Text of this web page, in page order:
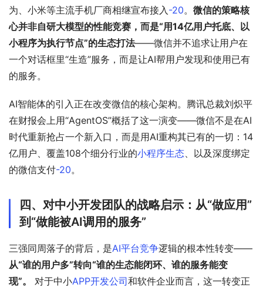
为、小米等主流手机厂商相继宣布接入-20。 微信的策略核
心并非自研大模型的性能竞赛，而是“用14亿用户托底、以
小程序为执行节点”的生态打法——微信并不追求让用户在
一个对话框里“生造”服务，而是让AI帮用户发现和使用已有
的服务。
AI智能体的引入正在改变微信的核心架构。腾讯总裁刘炽平
在财报会上用“AgentOS”概括了这一演变——微信不是在AI
时代重新抢占一个新入口，而是用AI重构其已有的一切：14
亿用户、覆盖108个细分行业的小程序生态、以及深度绑定
的微信支付-20。
四、对中小开发团队的战略启示：从“做应用”
到“做能被AI调用的服务”
三强同周落子的背后，是AI平台竞争逻辑的根本性转变——
从“谁的用户多”转向“谁的生态能闭环、谁的服务能变
现”。
对于中小APP开发公司和软件企业而言，这一转变正